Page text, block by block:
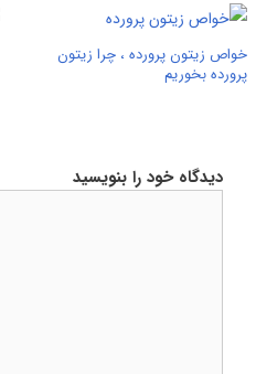
خواص زیتون پرورده ، چرا زیتون
پرورده بخوریم
دیدگاه خود را بنویسید